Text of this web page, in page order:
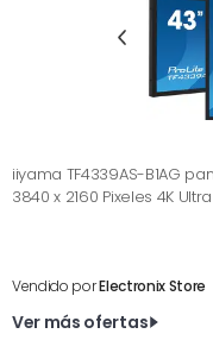
iiyama TF4339AS-B1AG
3840 x 2160 Pixeles 4K Ultra
Vendido porElectronix Store
Ver más ofertas